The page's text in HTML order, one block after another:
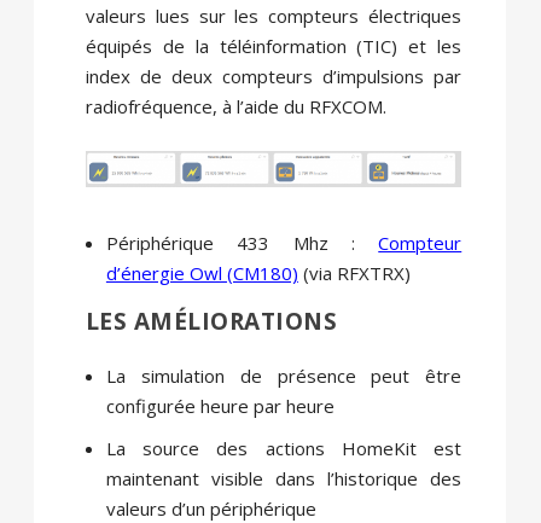
valeurs lues sur les compteurs électriques
équipés de la téléinformation (TIC) et les
index de deux compteurs d’impulsions par
radiofréquence, à l’aide du RFXCOM.
Périphérique 433 Mhz :Compteur
d’énergie Owl (CM180) (via RFXTRX)
LES AMÉLIORATIONS
La simulation de présence peut être
configurée heure par heure
La source des actions HomeKit est
maintenant visible dans l’historique des
valeurs d’un périphérique